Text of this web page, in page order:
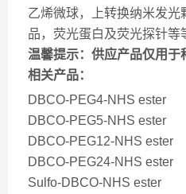
乙烯微球，上转换纳米发光
品，荧光蛋白及荧光探针等
温馨提示：供应产品仅用于
相关产品：
DBCO-PEG4-NHS ester
DBCO-PEG5-NHS ester
DBCO-PEG12-NHS ester
DBCO-PEG24-NHS ester
Sulfo-DBCO-NHS ester